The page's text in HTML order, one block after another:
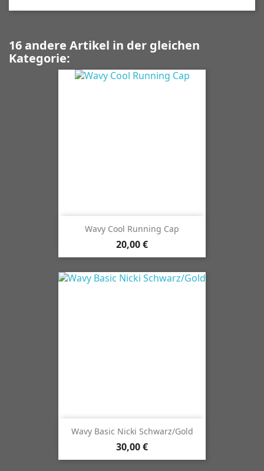
16 andere Artikel in der gleichen
Kategorie:
Wavy Cool Running Cap
20,00 €
Wavy Basic Nicki Schwarz/Gold
30,00 €